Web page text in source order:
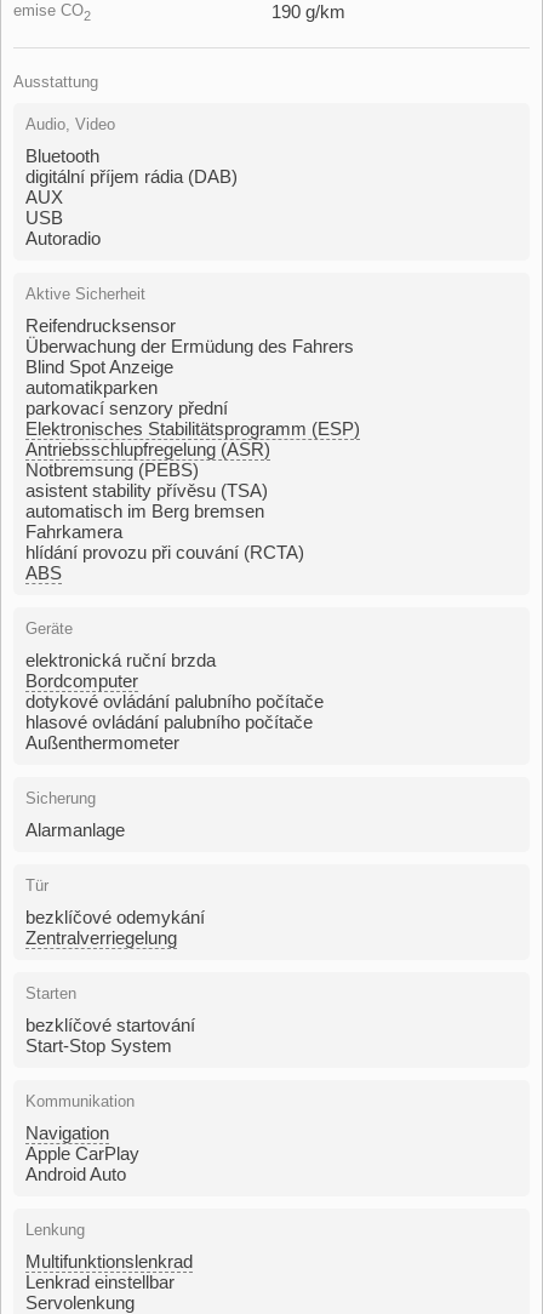
emise CO2 190 g/km
Ausstattung
Audio, Video
Bluetooth
digitální příjem rádia (DAB)
AUX
USB
Autoradio
Aktive Sicherheit
Reifendrucksensor
Überwachung der Ermüdung des Fahrers
Blind Spot Anzeige
automatikparken
parkovací senzory přední
Elektronisches Stabilitätsprogramm (ESP)
Antriebsschlupfregelung (ASR)
Notbremsung (PEBS)
asistent stability přívěsu (TSA)
automatisch im Berg bremsen
Fahrkamera
hlídání provozu při couvání (RCTA)
ABS
Geräte
elektronická ruční brzda
Bordcomputer
dotykové ovládání palubního počítače
hlasové ovládání palubního počítače
Außenthermometer
Sicherung
Alarmanlage
Tür
bezklíčové odemykání
Zentralverriegelung
Starten
bezklíčové startování
Start-Stop System
Kommunikation
Navigation
Apple CarPlay
Android Auto
Lenkung
Multifunktionslenkrad
Lenkrad einstellbar
Servolenkung